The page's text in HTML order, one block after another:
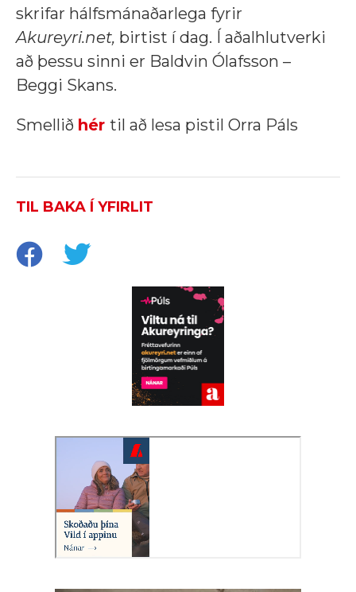
skrifar hálfsmánaðarlega fyrir
Akureyri.net, birtist í dag. Í aðalhlutverki
að þessu sinni er Baldvin Ólafsson –
Beggi Skans.
Smellið hér til að lesa pistil Orra Páls
TIL BAKA Í YFIRLIT